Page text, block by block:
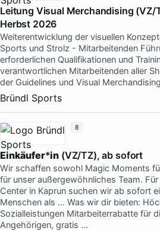
Leitung Visual Merchandising (VZ/
Herbst 2026
Weiterentwicklung der visuellen
Sports und Strolz - Mitarbeitenden
erforderlichen Qualifikationen und
verantwortlichen Mitarbeitenden aller
der Guidelines und Visual
Bründl Sports
Einkäufer*in (VZ/TZ), ab sofort
Wir schaffen sowohl Magic Moments
für unser außergewöhnliches Team.
Center in Kaprun suchen wir ab sofort
Menschen als … Was wir dir bieten:
Sozialleistungen Mitarbeiterrabatte für
Angehörigen, gratis …
8